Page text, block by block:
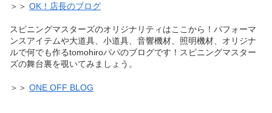
＞＞ OK！店長のブログ
スピニングマスターズのオリジナリティはここから！パフォーマ
ンスアイテムや大道具、小道具、音響機材、照明機材、オリジナ
ルで何でも作るtomohiroパパのブログです！スピニングマスター
ズの舞台裏を覗いてみましょう。
＞＞ ONE OFF BLOG